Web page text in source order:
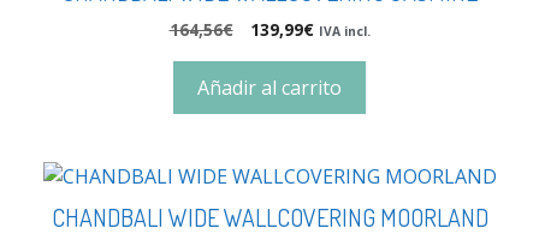
164,56€ 139,99€ IVA incl.
Añadir al carrito
CHANDBALI WIDE WALLCOVERING MOORLAND